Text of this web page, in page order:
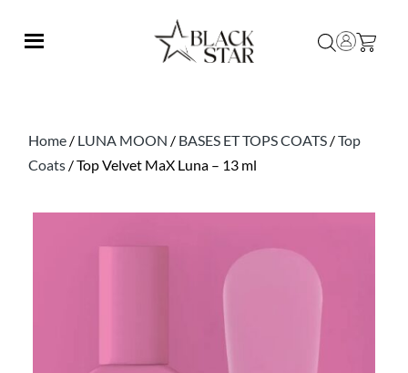
Home / LUNA MOON / BASES ET TOPS COATS /Top
Coats / Top Velvet MaX Luna – 13 ml